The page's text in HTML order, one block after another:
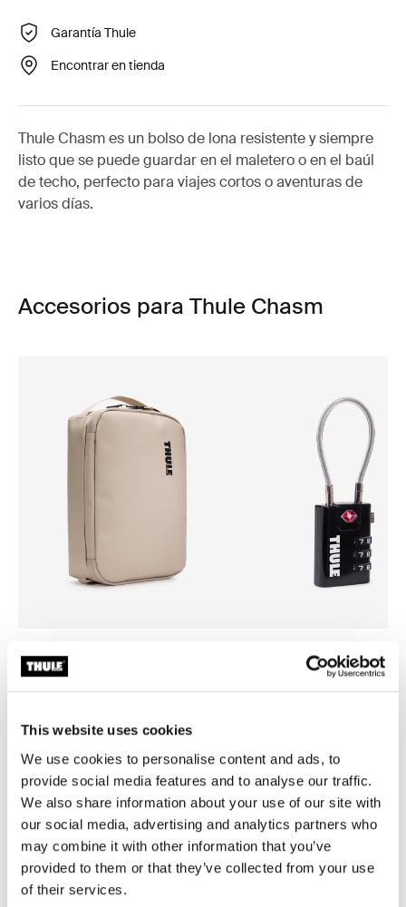
This website uses cookies
We use cookies to personalise content and ads, to
provide social media features and to analyse our traffic.
We also share information about your use of our site with
our social media, advertising and analytics partners who
may combine it with other information that you’ve
provided to them or that they’ve collected from your use
of their services.
Garantía Thule
Encontrar en tienda
Thule Chasm es un bolso de lona resistente y siempre
listo que se puede guardar en el maletero o en el baúl
de techo, perfecto para viajes cortos o aventuras de
varios días.
Accesorios para Thule Chasm
Thule Chasm
bolso para equipo mediano arena
suave
Thule TSA cable lock
candado TSA de cable
Toggle overview
Descripción del producto
Toggle features
Todas las características